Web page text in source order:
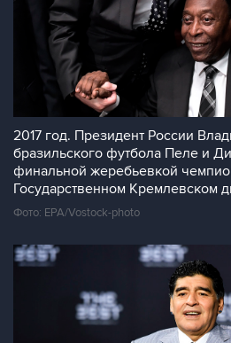
2017 год. Президент России
бразильского футбола Пеле и
финальной жеребьевкой
Государственном Кремлевском
Фото: EPA/Vostock-photo